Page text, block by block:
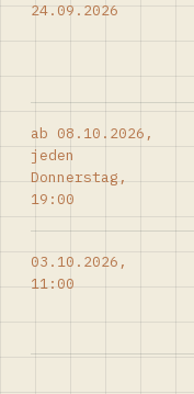
24.09.2026
ab 08.10.2026,
jeden
Donnerstag,
19:00
03.10.2026,
11:00